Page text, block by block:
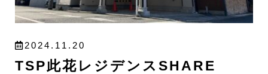
2024.11.20
TSP此花レジデンスSHARE